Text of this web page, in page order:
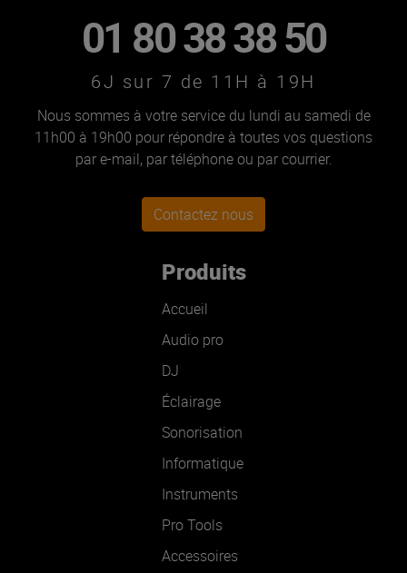
01 80 38 38 50
6J sur 7 de 11H à 19H
Nous sommes à votre service du lundi au samedi de
11h00 à 19h00 pour répondre à toutes vos questions
par e-mail, par téléphone ou par courrier.
Contactez nous
Produits
Accueil
Audio pro
DJ
Éclairage
Sonorisation
Informatique
Instruments
Pro Tools
Accessoires